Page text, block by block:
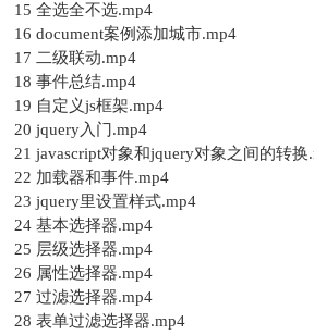
15 全选全不选.mp4
16 document案例添加城市.mp4
17 二级联动.mp4
18 事件总结.mp4
19 自定义js框架.mp4
20 jquery入门.mp4
21 javascript对象和jquery对象之间的转换
22 加载器和事件.mp4
23 jquery里设置样式.mp4
24 基本选择器.mp4
25 层级选择器.mp4
26 属性选择器.mp4
27 过滤选择器.mp4
28 表单过滤选择器.mp4